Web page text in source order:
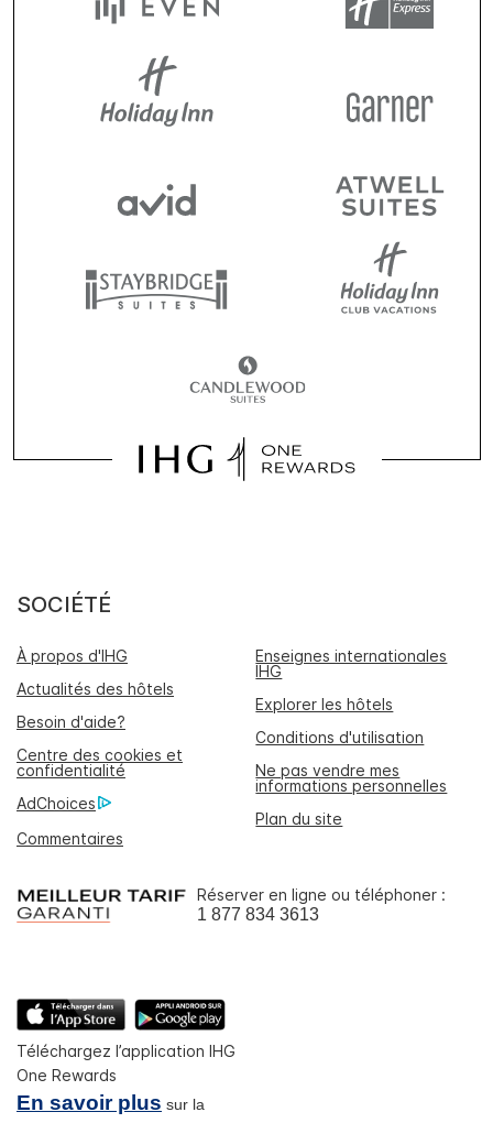
SOCIÉTÉ
À propos d'IHG
Enseignes internationales
IHG
Actualités des hôtels
Explorer les hôtels
Besoin d'aide?
Conditions d'utilisation
Centre des cookies et
confidentialité
Ne pas vendre mes
informations personnelles
AdChoices
Plan du site
Commentaires
Réserver en ligne ou téléphoner :
1 877 834 3613
Téléchargez l’application IHG
One Rewards
En savoir plus sur la